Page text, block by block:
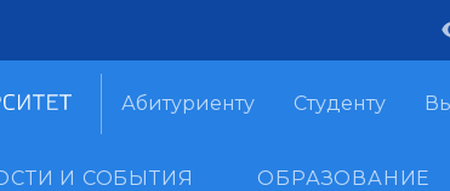
Абитуриенту Студенту
И СОБЫТИЯ ОБРАЗОВАНИЕ